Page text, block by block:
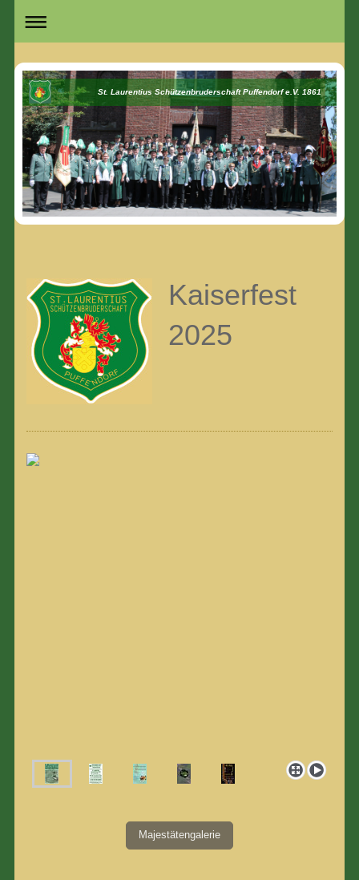
St. Laurentius Schützenbruderschaft Puffendorf e.V. 1861
Kaiserfest
2025
Majestätengalerie